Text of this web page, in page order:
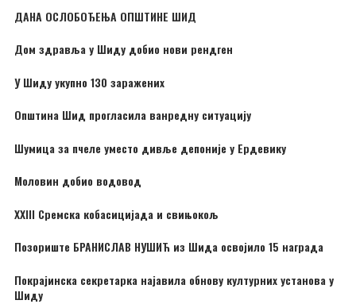
ДАНА ОСЛОБОЂЕЊА ОПШТИНЕ ШИД
Дом здравља у Шиду добио нови рендген
У Шиду укупно 130 заражених
Општина Шид прогласила ванредну ситуацију
Шумица за пчеле уместо дивље депоније у Ердевику
Моловин добио водовод
XXIII Сремска кобасицијада и свињокољ
Позориште БРАНИСЛАВ НУШИЋ из Шида освојило 15 награда
Покрајинска секретарка најавила обнову културних установа у
Шиду